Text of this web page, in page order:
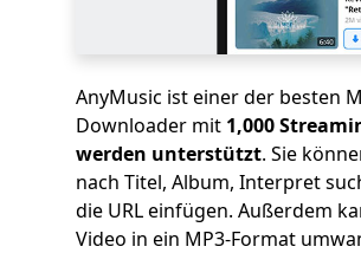
AnyMusic ist einer der besten
Downloader mit 1,000
werden unterstützt. Sie
nach Titel, Album, Interpret
die URL einfügen. Außerdem
Video in ein MP3-Format